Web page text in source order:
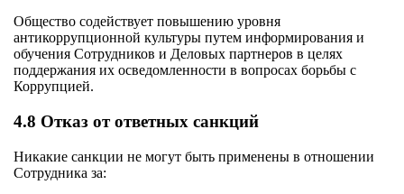
Общество содействует повышению уровня
антикоррупционной культуры путем информирования и
обучения Сотрудников и Деловых партнеров в целях
поддержания их осведомленности в вопросах борьбы с
Коррупцией.
4.8 Отказ от ответных санкций
Никакие санкции не могут быть применены в отношении
Сотрудника за: